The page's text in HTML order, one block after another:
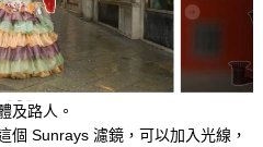
及路人。
個 Sunrays 濾鏡，可以加入光線，